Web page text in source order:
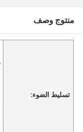
منتوج وصف
تسليط الضوء: